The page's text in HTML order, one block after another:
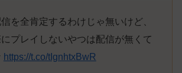
を全肯定するわけじゃ無いけど、
プレイしないやつは配信が無くて
https://t.co/tIgnhtxBwR